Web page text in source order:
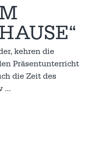
kehren die
Präsentunterricht
die Zeit des
…